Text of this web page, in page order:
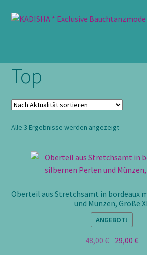
Zur
Zum
Top
Alle 3 Ergebnisse werden angezeigtNach
Oberteil aus Stretchsamt in bordeaux
und Münzen, Größe
ANGEBOT!
48,00€ 29,00€